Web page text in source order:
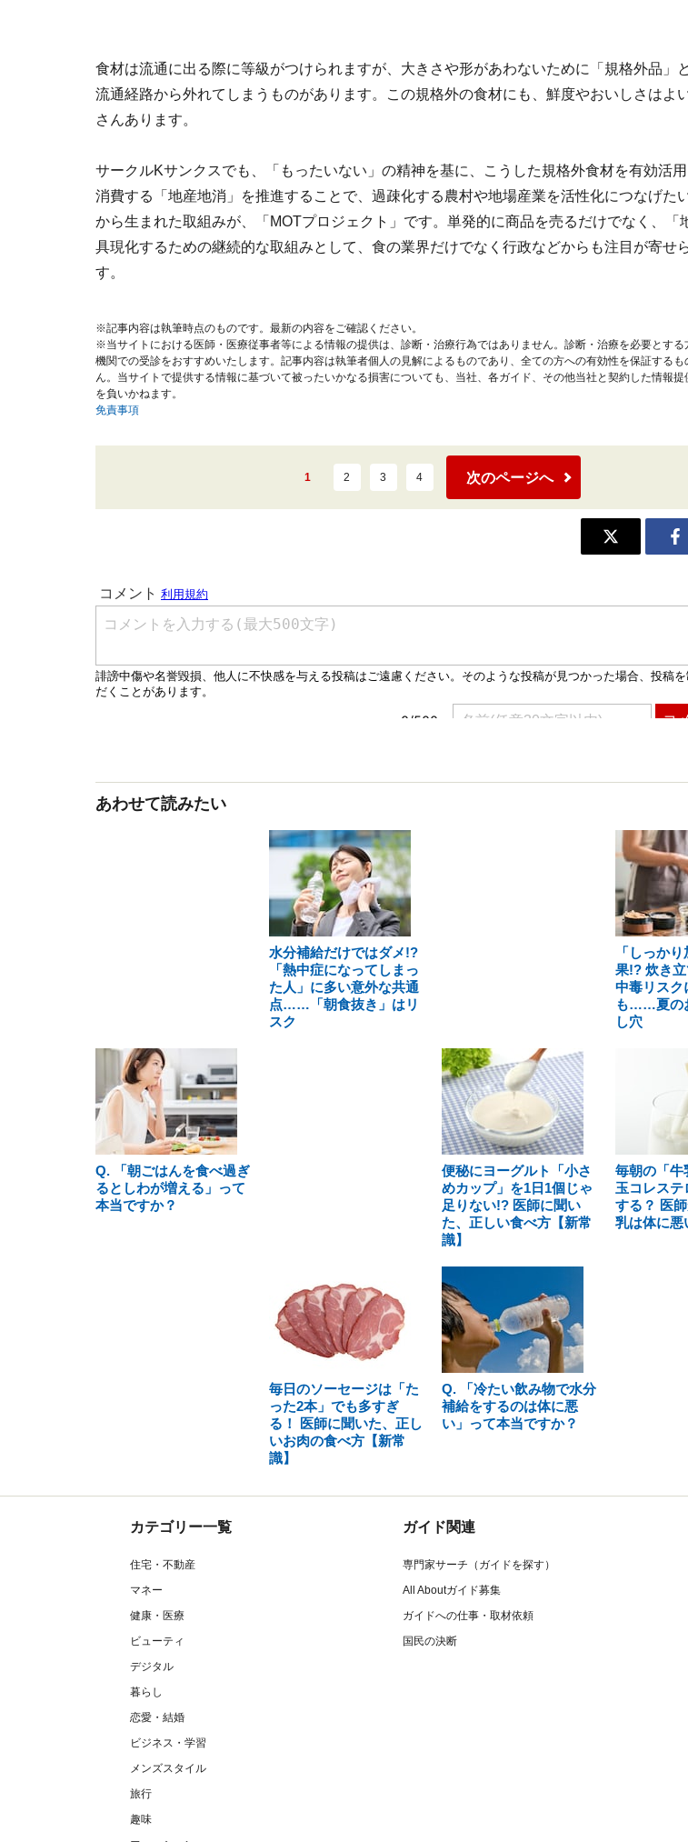
食材は流通に出る際に等級がつけられますが、大きさや形があわないために「規格外品」
流通経路から外れてしまうものがあります。この規格外の食材にも、鮮度やおいしさはよ
さんあります。
サークルKサンクスでも、「もったいない」の精神を基に、こうした規格外食材を有効活
消費する「地産地消」を推進することで、過疎化する農村や地場産業を活性化につなげた
から生まれた取組みが、「MOTプロジェクト」です。単発的に商品を売るだけでなく、「
具現化するための継続的な取組みとして、食の業界だけでなく行政などからも注目が寄せ
す。
※記事内容は執筆時点のものです。最新の内容をご確認ください。
※当サイトにおける医師・医療従事者等による情報の提供は、診断・治療行為ではありません。診断・治療を必要とする
機関での受診をおすすめいたします。記事内容は執筆者個人の見解によるものであり、全ての方への有効性を保証するも
ん。当サイトで提供する情報に基づいて被ったいかなる損害についても、当社、各ガイド、その他当社と契約した情報
を負いかねます。
免責事項
1 2 3 4 次のページへ
あわせて読みたい
水分補給だけではダメ!?
「熱中症になってしまっ
た人」に多い意外な共通
点……「朝食抜き」はリ
スク
「しっか
果!? 炊き
中毒リスク
も……夏の
し穴
Q. 「朝ごはんを食べ過ぎ
るとしわが増える」って
本当ですか？
便秘にヨーグルト「小さ
めカップ」を1日1個じゃ
足りない!? 医師に聞い
た、正しい食べ方【新常
識】
毎朝の「牛
玉コレステ
する？ 医
乳は体に悪
毎日のソーセージは「た
った2本」でも多すぎ
る！ 医師に聞いた、正し
いお肉の食べ方【新常
識】
Q. 「冷たい飲み物で水分
補給をするのは体に悪
い」って本当ですか？
カテゴリー一覧
住宅・不動産
マネー
健康・医療
ビューティ
デジタル
暮らし
恋愛・結婚
ビジネス・学習
メンズスタイル
旅行
趣味
ガイド関連
専門家サーチ（ガイドを探す）
All Aboutガイド募集
ガイドへの仕事・取材依頼
国民の決断